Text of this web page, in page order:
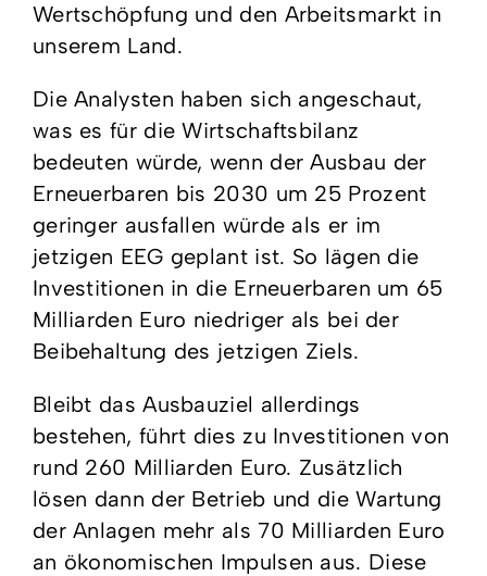
Wertschöpfung und den Arbeitsmarkt in
unserem Land.
Die Analysten haben sich angeschaut,
was es für die Wirtschaftsbilanz
bedeuten würde, wenn der Ausbau der
Erneuerbaren bis 2030 um 25 Prozent
geringer ausfallen würde als er im
jetzigen EEG geplant ist. So lägen die
Investitionen in die Erneuerbaren um 65
Milliarden Euro niedriger als bei der
Beibehaltung des jetzigen Ziels.
Bleibt das Ausbauziel allerdings
bestehen, führt dies zu Investitionen von
rund 260 Milliarden Euro. Zusätzlich
lösen dann der Betrieb und die Wartung
der Anlagen mehr als 70 Milliarden Euro
an ökonomischen Impulsen aus. Diese